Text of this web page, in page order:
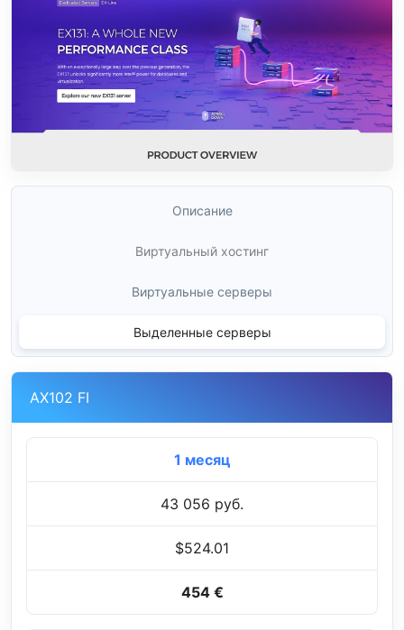
Описание
Виртуальный хостинг
Виртуальные серверы
Выделенные серверы
AX102 FI
1 месяц
43 056 руб.
$524.01
454 €